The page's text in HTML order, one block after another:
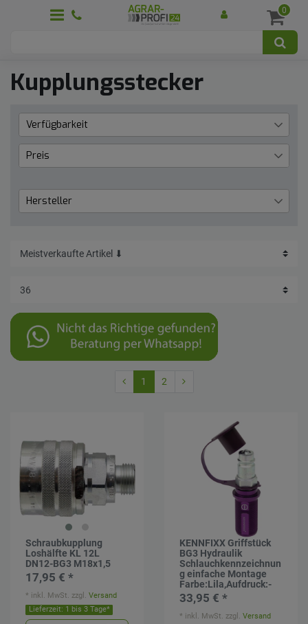
0
Kupplungsstecker
Verfügbarkeit
Lieferzeit 1 bis 3 Werktage 52
aktuell nicht lieferbar 2
Preis
€
Hersteller
1 2
Schraubkupplung
Loshälfte KL 12L
DN12-BG3 M18x1,5
17,95 € *
Lieferzeit: 1 bis 3 Tage*
* inkl. MwSt. zzgl.Versand
KENNFIXX Griffstück
BG3 Hydraulik
Schlauchkennzeichnun
g einfache Montage
Farbe:Lila,Aufdruck:-
33,95 € *
* inkl. MwSt. zzgl.Versand